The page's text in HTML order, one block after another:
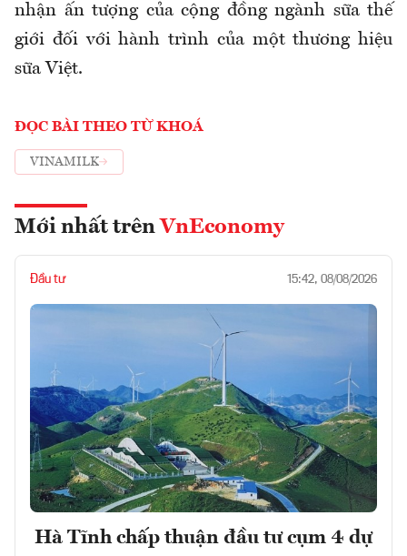
nhận ấn tượng của cộng đồng ngành sữa thế
giới đối với hành trình của một thương hiệu
sữa Việt.
ĐỌC BÀI THEO TỪ KHOÁ
VINAMILK
Mới nhất trên VnEconomy
Đầu tư 15:42, 08/08/2026
Hà Tĩnh chấp thuận đầu tư cụm 4 dự